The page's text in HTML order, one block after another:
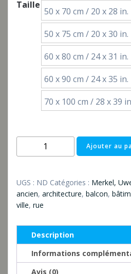
Taille
50 x 70 cm / 20 x 28 in.
50 x 75 cm / 20 x 30 in.
60 x 80 cm / 24 x 31 in.
60 x 90 cm / 24 x 35 in.
70 x 100 cm / 28 x 39
quantité
de
von
Cádiz
Ajouter au
UGS : ND Catégories : Merkel,
ancien, architecture, balcon,
ville, rue
Description
Informations
Avis (0)